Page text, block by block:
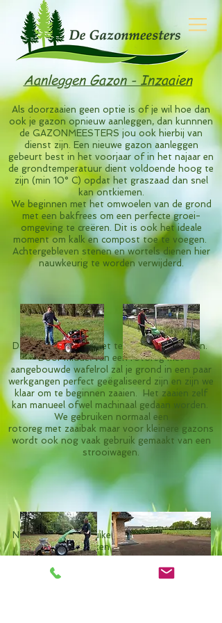
Aanleggen Gazon - Inzaaien
Als doorzaaien geen optie is of je wil hoe dan
ook je gazon opnieuw aanleggen, dan kunnnen
de GAZONMEESTERS jou ook hierbij van
dienst zijn. Een nieuwe gazon aanleggen
gebeurt best in het voorjaar of in het najaar en
de grondtemperatuur dient voldoende hoog te
zijn (min 10° C) opdat het graszaad dan snel
kan ontkiemen.
We beginnen met het omwoelen van de grond
met een bakfrees om een perfecte groei-
omgeving te creëren. Dit is ook het ideale
moment om kalk en compost toe te voegen.
Achtergebleven stenen en wortels dienen hier
nauwkeurig te worden verwijderd.
Daarna moeten we het terrein terug effenen.
Door middel van een rotoreg met
aangebouwde wafelrol zal je grond in een paar
werkgangen perfect geëgaliseerd zijn en zijn we
klaar om te beginnen zaaien. Het zaaien zelf
kan manueel ofwel machinaalgedaan worden.
We gebruiken normaal een
rotoreg met zaaibak maar voor kleinere gazons
wordt ook nog vaak gebruik gemaakt van een
strooiwagen.
Na het zaaien gebruiken we de tuinrol om het
zaadaan te drukken en in tesluiten in de
aarde. Ook hetwegwaaien of opgegeten
worden door de vogels wordt hiermee